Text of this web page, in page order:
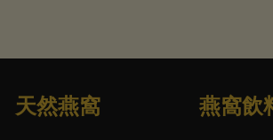
天然燕窩 燕窩飲